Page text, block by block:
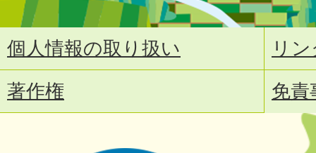
個人情報の取り扱い
リ
著作権
免責